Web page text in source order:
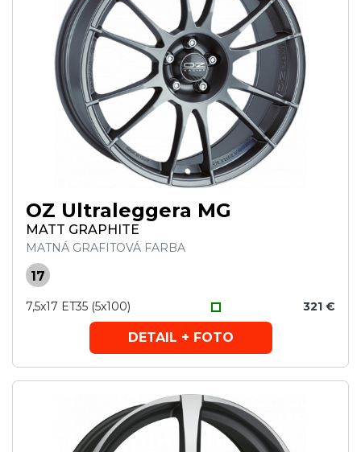
OZ Ultraleggera MG
MATT GRAPHITE
MATNÁ GRAFITOVÁ FARBA
17
7,5x17 ET35 (5x100) 321 €
DETAIL + FOTO